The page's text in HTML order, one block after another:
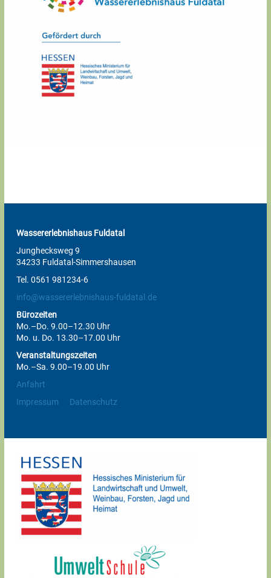
Wassererlebnishaus Fuldatal
Junghecksweg 9
34233 Fuldatal-Simmershausen
Tel. 0561 981234-6
info@wassererlebnishaus-fuldatal.de
Bürozeiten
Mo.–Do. 9.00–12.30 Uhr
Mo. u. Do. 13.30–17.00 Uhr
Veranstaltungszeiten
Mo.–Sa. 9.00–19.00 Uhr
Anfahrt
Impressum
Datenschutz